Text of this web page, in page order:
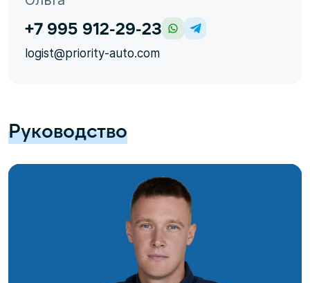
+7 995 912-29-23
logist@priority-auto.com
Руководство